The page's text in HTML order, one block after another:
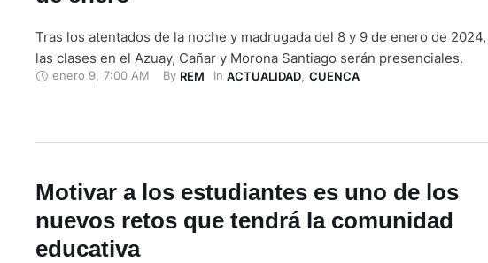
Tras los atentados de la noche y madrugada del 8 y 9 de enero de 2024,
las clases en el Azuay, Cañar y Morona Santiago serán presenciales.
enero 9 7:00 AM By REM In ACTUALIDAD, CUENCA
Motivar a los estudiantes es uno de los
nuevos retos que tendrá la comunidad
educativa